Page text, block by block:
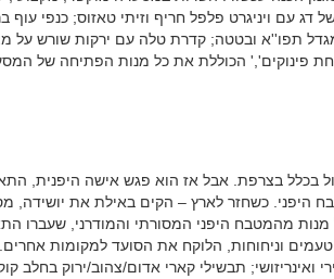
דג עם ויניגרט פלפל חריף וזיתי טאזוס; כנפי עוף
מיושן 400 גר' מוגש עם מגדל תפו''א ובטטה; קדרת טלה עם ירקות
פינוקים',' הכוללת את כל מנות הפתיחה של
בכלל בצרפת. אבל אז הוא פגש אישה היפנית,
כשחזר לארץ – הקים באילת את יושידה,
מהמטבח היפני המסורתי והמודרני, שעברו
טעמים וניחוחות, הלוקח את הסועד למקומות
תבשילי קארי אדום/צהוב/ירוק בחלב